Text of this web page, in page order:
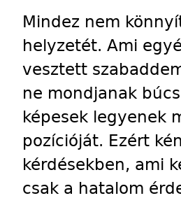
Mindez nem
helyzetét. Ami
vesztett
ne mondjanak
képesek legyenek
pozícióját. Ezért
kérdésekben, ami
csak a hatalom